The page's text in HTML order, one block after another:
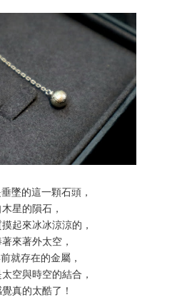
墜的這一顆石頭，
星的隕石，
起來冰冰涼涼的，
來著外太空，
就存在的金屬，
空與時空的結合，
真的太酷了！